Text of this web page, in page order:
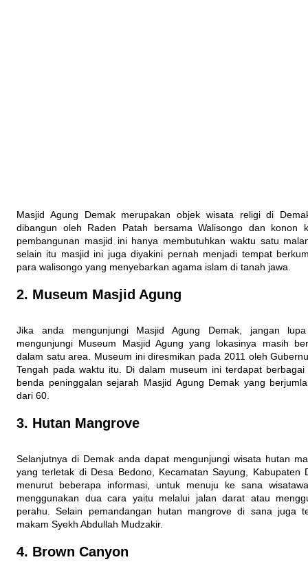
Masjid Agung Demak merupakan objek wisata religi di
dibangun oleh Raden Patah bersama Walisongo dan konon
pembangunan masjid ini hanya membutuhkan waktu satu
selain itu masjid ini juga diyakini pernah menjadi tempat
para walisongo yang menyebarkan agama islam di tanah jawa.
2. Museum Masjid Agung
Jika anda mengunjungi Masjid Agung Demak, jangan
mengunjungi Museum Masjid Agung yang lokasinya masih
dalam satu area. Museum ini diresmikan pada 2011 oleh
Tengah pada waktu itu. Di dalam museum ini terdapat berbagai
benda peninggalan sejarah Masjid Agung Demak yang
dari 60.
3. Hutan Mangrove
Selanjutnya di Demak anda dapat mengunjungi wisata hutan
yang terletak di Desa Bedono, Kecamatan Sayung, Kabupaten
menurut beberapa informasi, untuk menuju ke sana
menggunakan dua cara yaitu melalui jalan darat atau
perahu. Selain pemandangan hutan mangrove di sana juga
makam Syekh Abdullah Mudzakir.
4. Brown Canyon